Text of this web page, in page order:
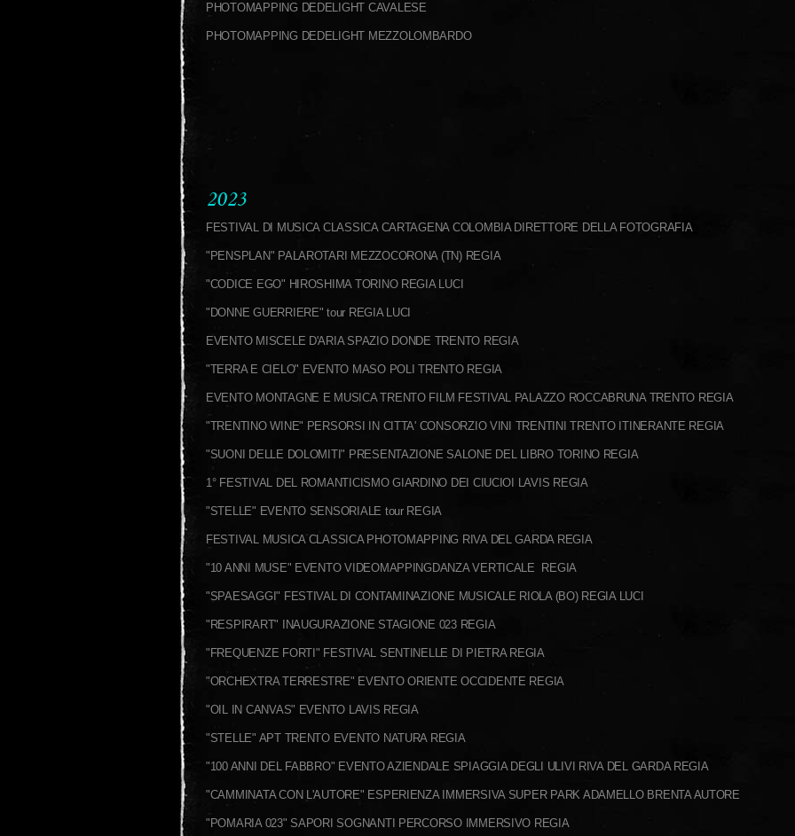
PHOTOMAPPING DEDELIGHT CAVALESE
PHOTOMAPPING DEDELIGHT MEZZOLOMBARDO
2023
FESTIVAL DI MUSICA CLASSICA CARTAGENA COLOMBIA DIRETTORE DELLA FOTOGRAFIA
"PENSPLAN" PALAROTARI MEZZOCORONA (TN) REGIA
"CODICE EGO" HIROSHIMA TORINO REGIA LUCI
"DONNE GUERRIERE" tour REGIA LUCI
EVENTO MISCELE D'ARIA SPAZIO DONDE TRENTO REGIA
"TERRA E CIELO" EVENTO MASO POLI TRENTO REGIA
EVENTO MONTAGNE E MUSICA TRENTO FILM FESTIVAL PALAZZO ROCCABRUNA TRENTO REGIA
"TRENTINO WINE" PERSORSI IN CITTA' CONSORZIO VINI TRENTINI TRENTO ITINERANTE REGIA
"SUONI DELLE DOLOMITI" PRESENTAZIONE SALONE DEL LIBRO TORINO REGIA
1° FESTIVAL DEL ROMANTICISMO GIARDINO DEI CIUCIOI LAVIS REGIA
"STELLE" EVENTO SENSORIALE tour REGIA
FESTIVAL MUSICA CLASSICA PHOTOMAPPING RIVA DEL GARDA REGIA
"10 ANNI MUSE" EVENTO VIDEOMAPPINGDANZA VERTICALE REGIA
"SPAESAGGI" FESTIVAL DI CONTAMINAZIONE MUSICALE RIOLA (BO) REGIA LUCI
"RESPIRART" INAUGURAZIONE STAGIONE 023 REGIA
"FREQUENZE FORTI" FESTIVAL SENTINELLE DI PIETRA REGIA
"ORCHEXTRA TERRESTRE" EVENTO ORIENTE OCCIDENTE REGIA
"OIL IN CANVAS" EVENTO LAVIS REGIA
"STELLE" APT TRENTO EVENTO NATURA REGIA
"100 ANNI DEL FABBRO" EVENTO AZIENDALE SPIAGGIA DEGLI ULIVI RIVA DEL GARDA REGIA
"CAMMINATA CON L'AUTORE" ESPERIENZA IMMERSIVA SUPER PARK ADAMELLO BRENTA AUTORE
"POMARIA 023" SAPORI SOGNANTI PERCORSO IMMERSIVO REGIA